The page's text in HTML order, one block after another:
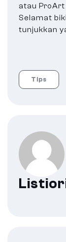
atau ProArt
Selamat
tunjukkan
Tips